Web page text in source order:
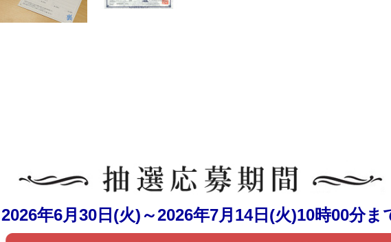
2026年6月30日(火)～2026年7月14日(火)10時00分ま